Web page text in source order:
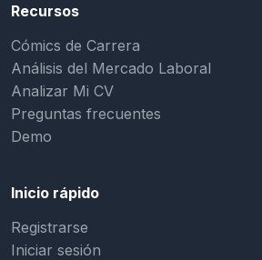
Recursos
Cómics de Carrera
Análisis del Mercado Laboral
Analizar Mi CV
Preguntas frecuentes
Demo
Inicio rápido
Registrarse
Iniciar sesión